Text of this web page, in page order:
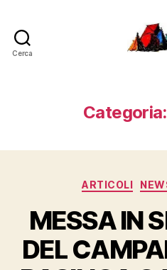
Cerca
Categoria:
ARTICOLI
MESSA IN
DEL